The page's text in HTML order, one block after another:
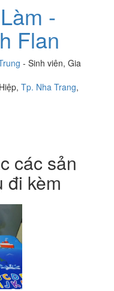
-
Flan
- Sinh viên, Gia
Tp. Nha Trang,
các sản
đi kèm